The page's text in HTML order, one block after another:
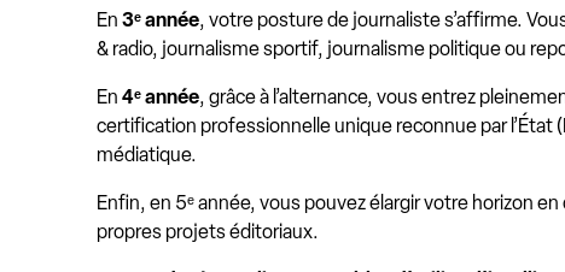
En 3ᵉ année, votre posture de journaliste s’affirme.
& radio, journalisme sportif, journalisme politique ou
En 4ᵉ année, grâce à l’alternance, vous entrez
certification professionnelle unique reconnue par
médiatique.
Enfin, en 5ᵉ année, vous pouvez élargir votre horizon
propres projets éditoriaux.